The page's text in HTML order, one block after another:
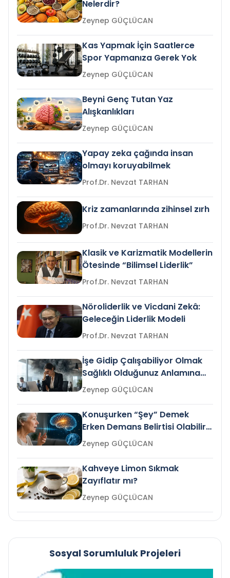
Nelerdir?
Zeynep GÜÇLÜCAN
Kas Yapmak İçin Saatlerce
Spor Yapmanıza Gerek Yok
Zeynep GÜÇLÜCAN
Beyni Genç Tutan Yaz
Alışkanlıkları
Zeynep GÜÇLÜCAN
Yapay zeka çağında insan
olmayı koruyabilmek
Prof.Dr. Nevzat TARHAN
Kriz zamanlarında zihinsel zırh
Prof.Dr. Nevzat TARHAN
Klasik ve Karizmatik Modellerin
Ötesinde “Bilimsel Liderlik”
Prof.Dr. Nevzat TARHAN
Nöroliderlik ve Vicdani Zekâ:
Geleceğin Liderlik Modeli
Prof.Dr. Nevzat TARHAN
İşe Gidip Çalışabiliyor Olmak
Sağlıklı Olduğunuz Anlamına
Gelir mi?Zeynep GÜÇLÜCAN
Konuşurken “Şey” Demek
Erken Demans Belirtisi Olabilir
mi?
Zeynep GÜÇLÜCAN
Kahveye Limon Sıkmak
Zayıflatır mı?
Zeynep GÜÇLÜCAN
Sosyal Sorumluluk Projeleri